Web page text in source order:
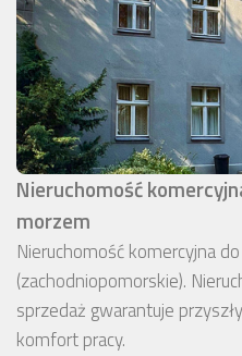
Nieruchomość
morzem
Nieruchomość komercyjna
(zachodniopomorskie).
sprzedaż gwarantuje
komfort pracy.